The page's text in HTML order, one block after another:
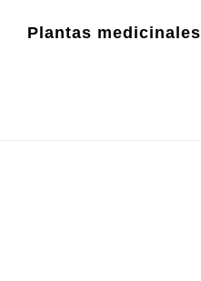
Plantas medicinales